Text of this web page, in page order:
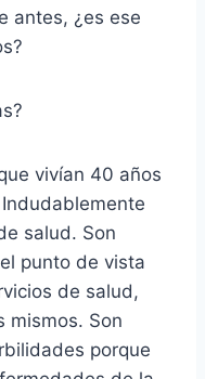
antes, ¿es ese
vivían 40 años
salud. Son
punto de vista
de salud,
mismos. Son
porque